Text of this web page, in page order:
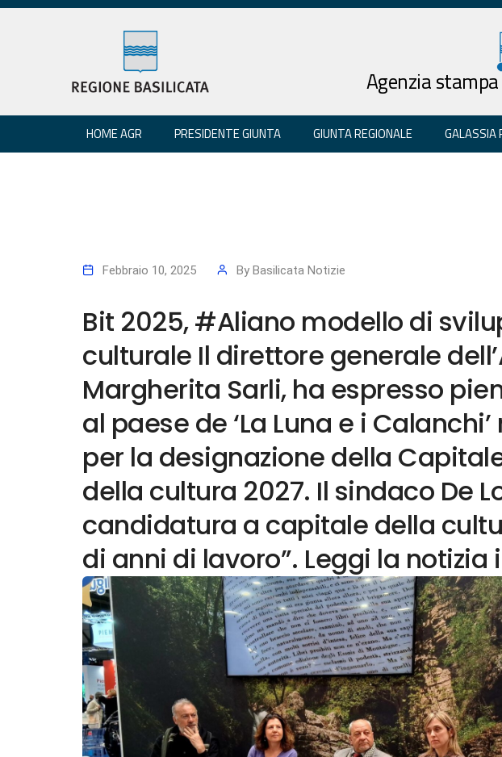
Agenzia
HOME AGR PRESIDENTE GIUNTA GIUNTA REGIONALE GALASSIA
Febbraio 10, 2025 By Basilicata Notizie
Bit 2025, #Aliano modello di
culturale Il direttore generale
Margherita Sarli, ha espresso
al paese de ‘La Luna e i
per la designazione della
della cultura 2027. Il sindaco De
candidatura a capitale della
di anni di lavoro”. Leggi la notizia